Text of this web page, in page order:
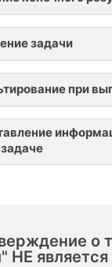
задачи
при
о
НЕ